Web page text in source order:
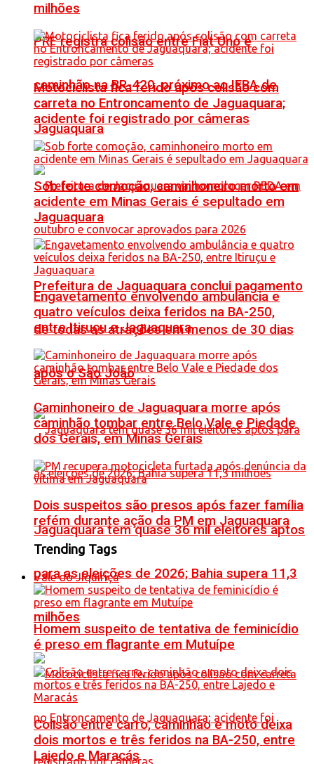
PRF registra colisão entre Fiat Uno e
caminhão na BR-420, próximo ao IFBA de
Jaguaquara
Prefeitura de Jaguaquara conclui pagamento
de todas as atrações em menos de 30 dias
após o São João
Jaguaquara tem quase 36 mil eleitores aptos
para as eleições de 2026; Bahia supera 11,3
milhões
milhões
Motociclista fica ferido após colisão com
carreta no Entroncamento de Jaguaquara;
acidente foi registrado por câmeras
Sob forte comoção, caminhoneiro morto em
acidente em Minas Gerais é sepultado em
Jaguaquara
Engavetamento envolvendo ambulância e
quatro veículos deixa feridos na BA-250,
entre Itiruçu e Jaguaquara
Caminhoneiro de Jaguaquara morre após
caminhão tombar entre Belo Vale e Piedade
dos Gerais, em Minas Gerais
Dois suspeitos são presos após fazer família
refém durante ação da PM em Jaguaquara
Trending Tags
Vale do Jiquiriçá
Homem suspeito de tentativa de feminicídio
é preso em flagrante em Mutuípe
Colisão entre carro, caminhão e moto deixa
dois mortos e três feridos na BA-250, entre
Lajedo e Maracás